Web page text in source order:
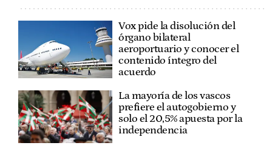
Vox pide la disolución del
órgano bilateral
aeroportuario y conocer el
contenido íntegro del
acuerdo
La mayoría de los vascos
prefiere el autogobierno y
solo el 20,5% apuesta por la
independencia